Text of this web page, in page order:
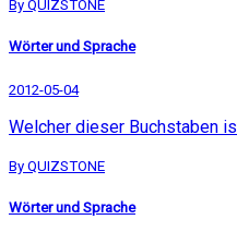
By QUIZSTONE
Wörter und Sprache
2012-05-04
Welcher dieser Buchstaben
By QUIZSTONE
Wörter und Sprache